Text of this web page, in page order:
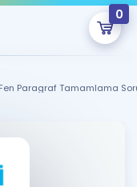
0
onlarca eğitim seni
Fen Paragraf Tamamlama